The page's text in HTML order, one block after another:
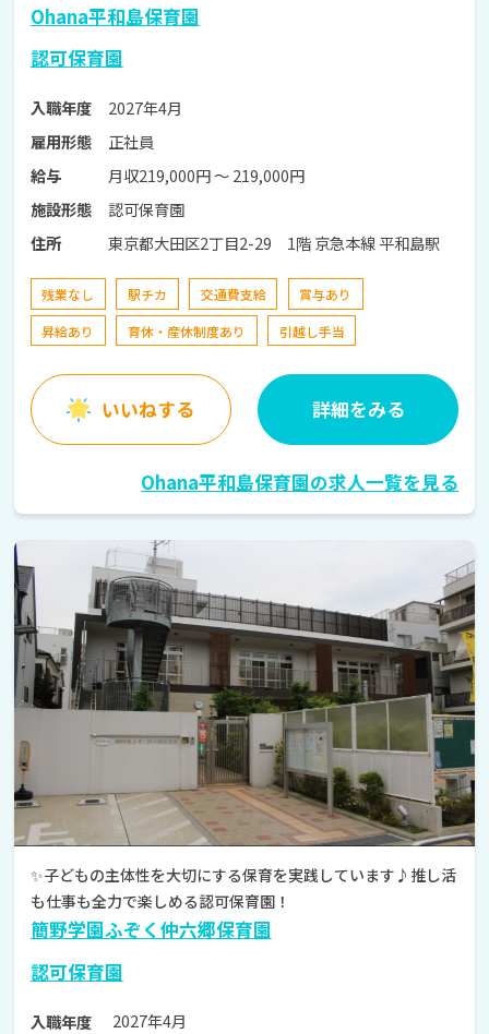
Ohana平和島保育園
認可保育園
入職年度
2027年4月
雇用形態
正社員
給与
月収219,000円 〜 219,000円
施設形態
認可保育園
住所
東京都大田区2丁目2-29 1階 京急本線 平和島駅
残業なし 駅チカ 交通費支給
賞与あり
昇給あり
育休・産休制度あり 引越し手当
いいねする 詳細をみる
Ohana平和島保育園の求人一覧を見る
✨子どもの主体性を大切にする保育を実践しています♪推し活
も仕事も全力で楽しめる認可保育園！
簡野学園ふぞく仲六郷保育園
認可保育園
入職年度
2027年4月